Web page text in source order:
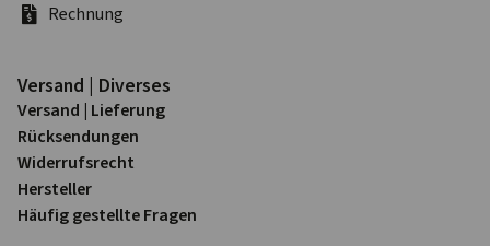
Rechnung
Versand | Diverses
Versand | Lieferung
Rück­sendungen
Widerrufs­recht
Hersteller
Häufig gestellte Fragen